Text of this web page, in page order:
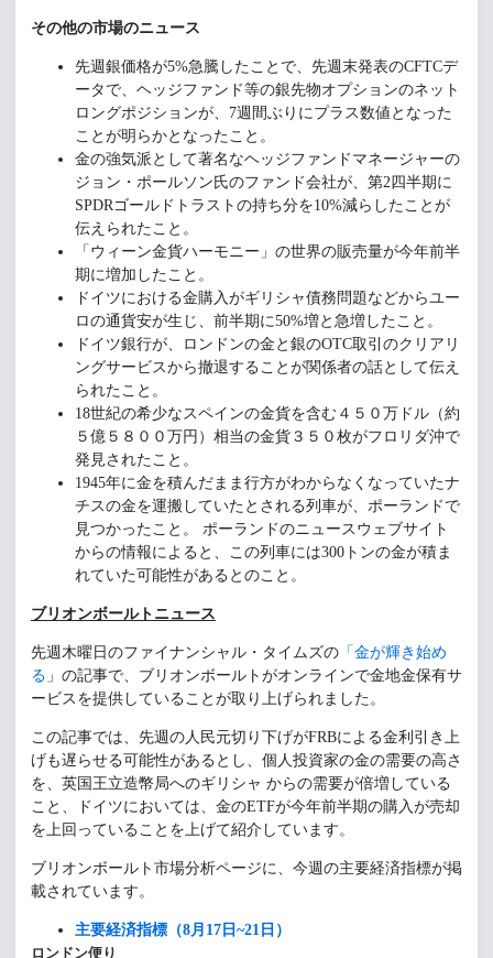
その他の市場のニュース
先週銀価格が5%急騰したことで、先週末発表のCFTCデ
ータで、ヘッジファンド等の銀先物オプションのネット
ロングポジションが、7週間ぶりにプラス数値となった
ことが明らかとなったこと。
金の強気派として著名なヘッジファンドマネージャーの
ジョン・ポールソン氏のファンド会社が、第2四半期に
SPDRゴールドトラストの持ち分を10%減らしたことが
伝えられたこと。
「ウィーン金貨ハーモニー」の世界の販売量が今年前半
期に増加したこと。
ドイツにおける金購入がギリシャ債務問題などからユー
ロの通貨安が生じ、前半期に50%増と急増したこと。
ドイツ銀行が、ロンドンの金と銀のOTC取引のクリアリ
ングサービスから撤退することが関係者の話として伝え
られたこと。
18世紀の希少なスペインの金貨を含む４５０万ドル（約
５億５８００万円）相当の金貨３５０枚がフロリダ沖で
発見されたこと。
1945年に金を積んだまま行方がわからなくなっていたナ
チスの金を運搬していたとされる列車が、ポーランドで
見つかったこと。 ポーランドのニュースウェブサイト
からの情報によると、この列車には300トンの金が積ま
れていた可能性があるとのこと。
ブリオンボールトニュース
先週木曜日のファイナンシャル・タイムズの 「金が輝き始め
る 」の記事で、ブリオンボールトがオンラインで金地金保有サ
ービスを提供していることが取り上げられました。
この記事では、先週の人民元切り下げがFRBによる金利引き上
げも遅らせる可能性があるとし、個人投資家の金の需要の高さ
を、英国王立造幣局へのギリシャ からの需要が倍増している
こと、ドイツにおいては、金のETFが今年前半期の購入が売却
を上回っていることを上げて紹介しています。
ブリオンボールト市場分析ページに、今週の主要経済指標が掲
載されています。
主要経済指標（8月17日~21日）
ロンドン便り